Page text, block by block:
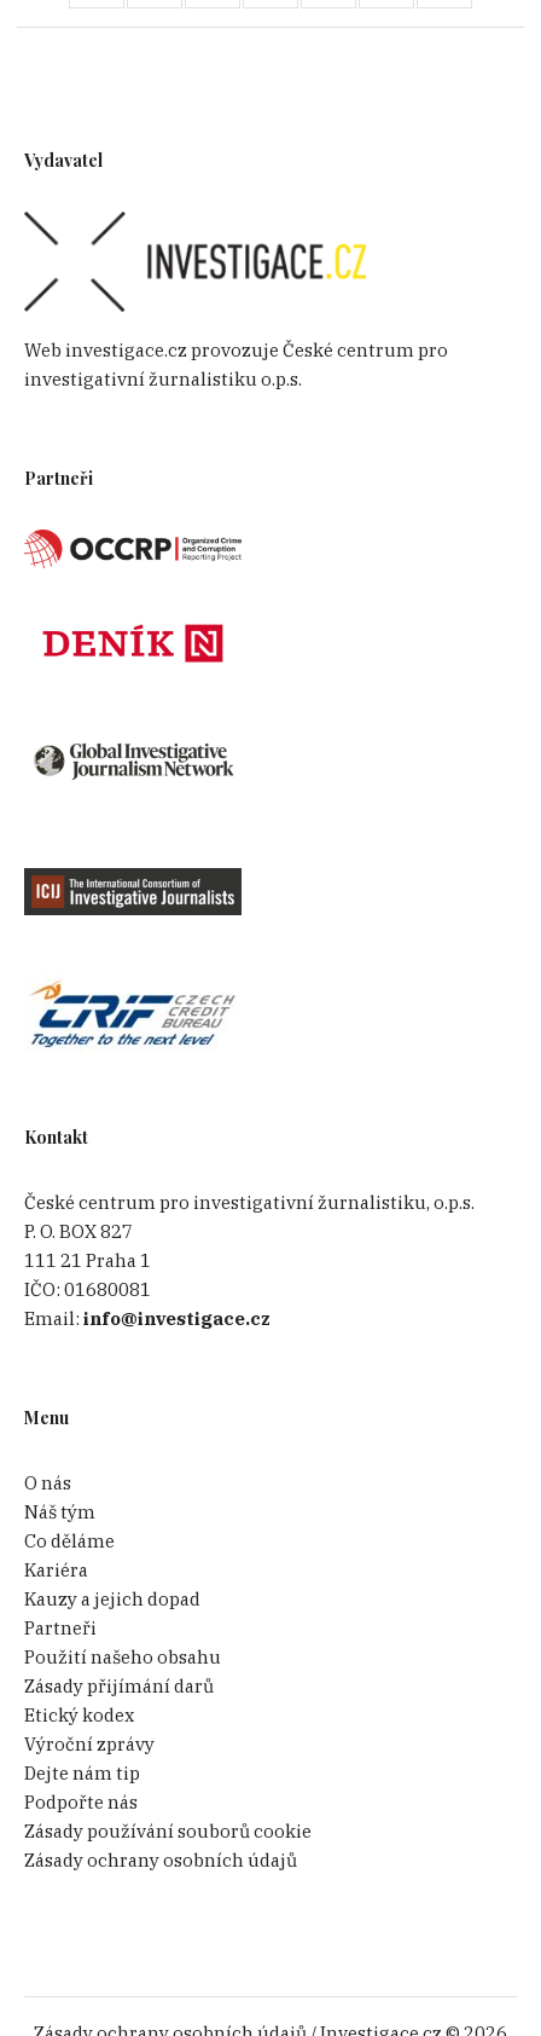
Vydavatel
Web investigace.cz provozuje České centrum pro
investigativní žurnalistiku o.p.s.
Partneři
Kontakt
České centrum pro investigativní žurnalistiku, o.p.s.
P. O. BOX 827
111 21 Praha 1
IČO:01680081
Email:info@investigace.cz
Menu
O nás
Náš tým
Co děláme
Kariéra
Kauzy a jejich dopad
Partneři
Použití našeho obsahu
Zásady přijímání darů
Etický kodex
Výroční zprávy
Dejte nám tip
Podpořte nás
Zásady používání souborů cookie
Zásady ochrany osobních údajů